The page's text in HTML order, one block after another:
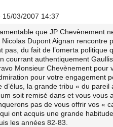
15/03/2007 14:37
que JP Chevènement
Dupont Aignan rencontre
pas, du fait de l’omerta politique
courrant authentiquement
Monsieur Chevènement pour
pour votre engagement
d’élus, la grande tribu « du
soit remisé dans et vous vous
pas de vous offrir vos «
ont acquis une grande
les années 82-83.